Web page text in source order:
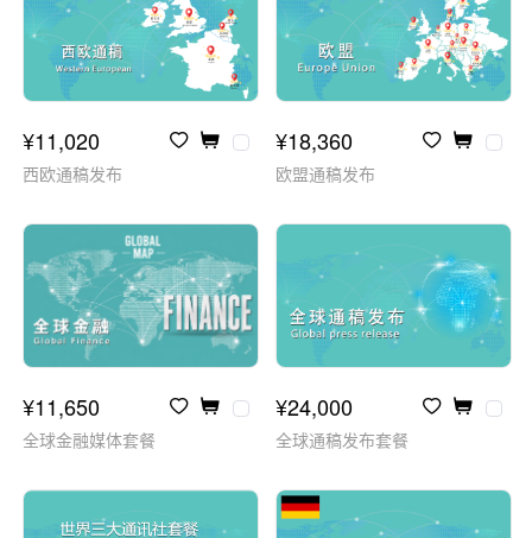
¥11,020
西欧通稿发布
¥18,360
欧盟通稿发布
¥11,650
全球金融媒体套餐
¥24,000
全球通稿发布套餐